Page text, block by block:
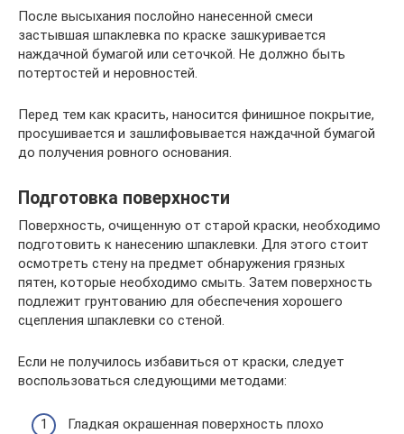
После высыхания послойно нанесенной смеси
застывшая шпаклевка по краске зашкуривается
наждачной бумагой или сеточкой. Не должно быть
потертостей и неровностей.
Перед тем как красить, наносится финишное покрытие,
просушивается и зашлифовывается наждачной бумагой
до получения ровного основания.
Подготовка поверхности
Поверхность, очищенную от старой краски, необходимо
подготовить к нанесению шпаклевки. Для этого стоит
осмотреть стену на предмет обнаружения грязных
пятен, которые необходимо смыть. Затем поверхность
подлежит грунтованию для обеспечения хорошего
сцепления шпаклевки со стеной.
Если не получилось избавиться от краски, следует
воспользоваться следующими методами:
Гладкая окрашенная поверхность плохо